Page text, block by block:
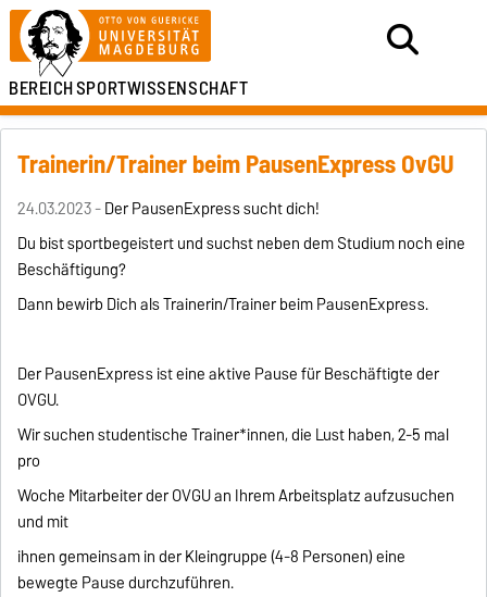
BEREICHSPORTWISSENSCHAFT
Trainerin/Trainer beim PausenExpress OvGU
24.03.2023 -Der PausenExpress sucht dich!
Du bist sportbegeistert und suchst neben dem Studium noch eine
Beschäftigung?
Dann bewirb Dich als Trainerin/Trainer beim PausenExpress.
Der PausenExpress ist eine aktive Pause für Beschäftigte der
OVGU.
Wir suchen studentische Trainer*innen, die Lust haben, 2-5 mal
pro
Woche Mitarbeiter der OVGU an Ihrem Arbeitsplatz aufzusuchen
und mit
ihnen gemeinsam in der Kleingruppe (4-8 Personen) eine
bewegte Pause durchzuführen.